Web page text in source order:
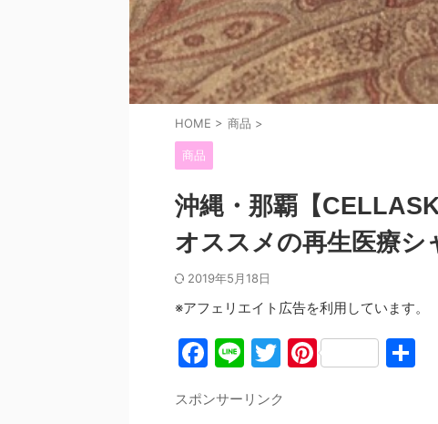
HOME > 商品 >
商品
沖縄・那覇【
オススメの再生医療シ
2019年5月18日
※アフェリエイト広告を利用しています。
F
c
Li
e
T
itt
Pi
スポンサーリンク